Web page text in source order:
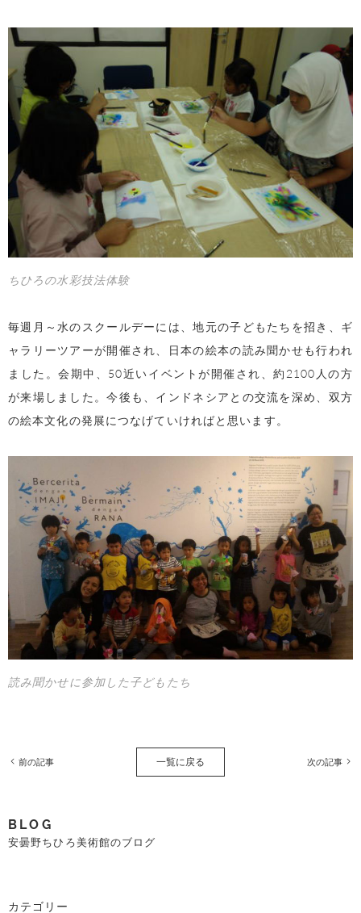
ちひろの水彩技法体験
毎週月～水のスクールデーには、地元の子どもたちを招き、ギ
ャラリーツアーが開催され、日本の絵本の読み聞かせも行われ
ました。会期中、50近いイベントが開催され、約2100人の方
が来場しました。今後も、インドネシアとの交流を深め、双方
の絵本文化の発展につなげていければと思います。
読み聞かせに参加した子どもたち
前の記事 一覧に戻る 次の記事
BLOG
安曇野ちひろ美術館のブログ
カテゴリー